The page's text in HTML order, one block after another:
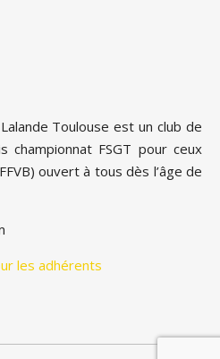
Toulouse est un club de
championnat FSGT pour ceux
ouvert à tous dès l’âge de
les adhérents